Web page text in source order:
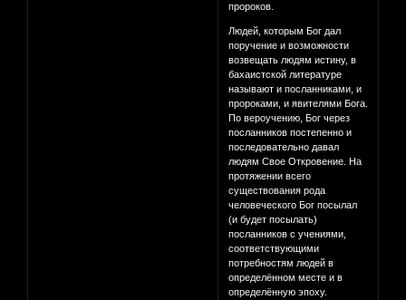
пророков.
Людей, которым Бог дал
поручение и возможности
возвещать людям истину, в
бахаистской литературе
называют и посланниками, и
пророками, и явителями Бога.
По вероучению, Бог через
посланников постепенно и
последовательно давал
людям Свое Откровение. На
протяжении всего
существования рода
человеческого Бог посылал
(и будет посылать)
посланников с учениями,
соответствующими
потребностям людей в
определённом месте и в
определённую эпоху.